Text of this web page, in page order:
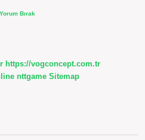
Yorum Bırak
https://vogconcept.com.tr
nttgame Sitemap